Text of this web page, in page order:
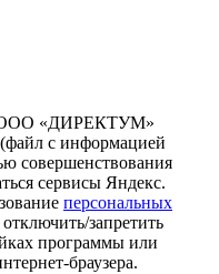
«ДИРЕКТУМ»
с информацией
совершенствования
сервисы Яндекс.
персональных
запретить
программы или
браузера.